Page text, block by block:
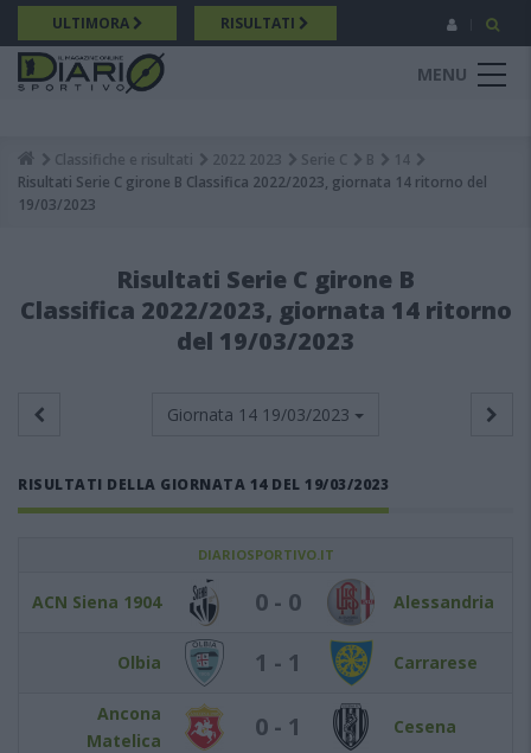
Salta
al
contenuto
principale
ULTIMORA RISULTATI
MENU
Breadcrumb
Classifiche e risultati 2022 2023 Serie C B
14
Risultati Serie C girone B Classifica 2022/2023, giornata 14 ritorno del
19/03/2023
Risultati Serie C girone B
Classifica 2022/2023, giornata 14 ritorno
del 19/03/2023
Giornata 14 19/03/2023
RISULTATI DELLA GIORNATA 14 DEL 19/03/2023
DIARIOSPORTIVO.IT
ACN Siena 1904 0 - 0 Alessandria
Olbia 1 - 1 Carrarese
Ancona
Matelica
0 - 1 Cesena